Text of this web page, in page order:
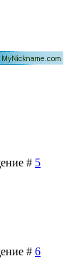
# 5
# 6